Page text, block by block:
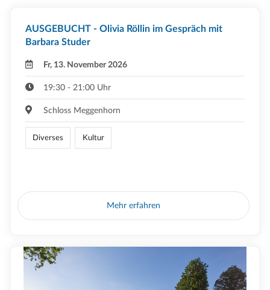
AUSGEBUCHT - Olivia Röllin im Gespräch mit
Barbara Studer
Fr, 13. November 2026
19:30 - 21:00 Uhr
Schloss Meggenhorn
Diverses Kultur
Mehr erfahren